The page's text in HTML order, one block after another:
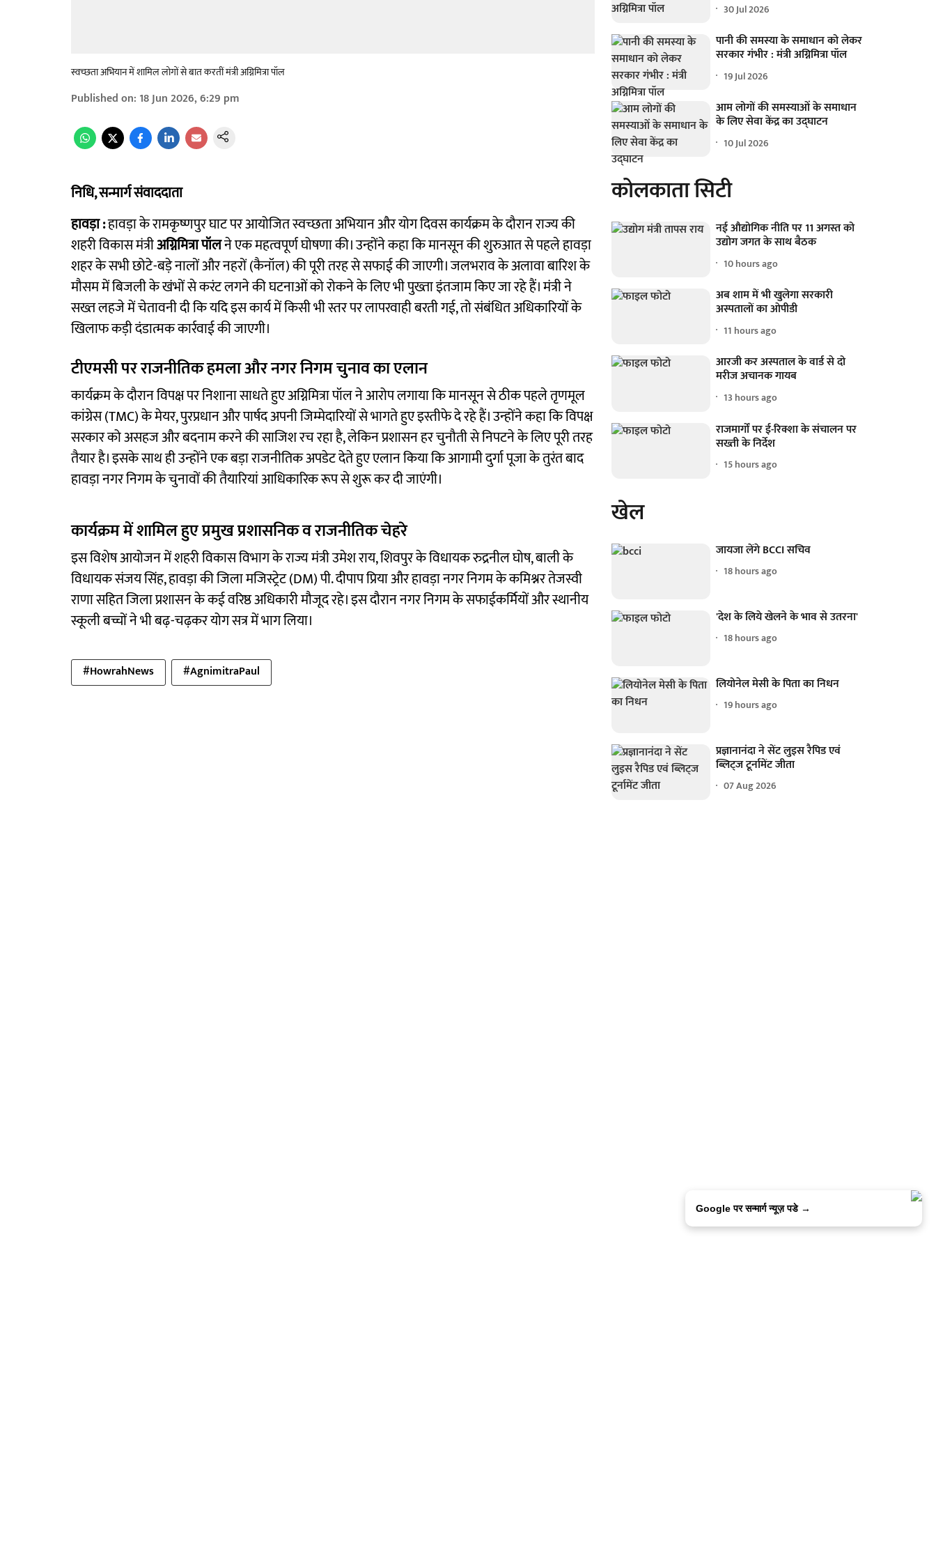
स्वच्छता अ​भियान में शामिल लोगों से बात करतीं मंत्री अग्निमित्रा पॉल
Published on: 18 Jun 2026, 6:29 pm
निधि, सन्मार्ग संवाददाता
हावड़ा :हावड़ा के रामकृष्णपुर घाट पर आयोजित स्वच्छता अभियान और योग दिवस कार्यक्रम के दौरान राज्य की
शहरी विकास मंत्रीअग्निमित्रा पॉलने एक महत्वपूर्ण घोषणा की। उन्होंने कहा कि मानसून की शुरुआत से पहले हावड़ा
शहर के सभी छोटे-बड़े नालों और नहरों (कैनॉल) की पूरी तरह से सफाई की जाएगी। जलभराव के अलावा बारिश के
मौसम में बिजली के खंभों से करंट लगने की घटनाओं को रोकने के लिए भी पुख्ता इंतजाम किए जा रहे हैं। मंत्री ने
सख्त लहजे में चेतावनी दी कि यदि इस कार्य में किसी भी स्तर पर लापरवाही बरती गई, तो संबंधित अधिकारियों के
खिलाफ कड़ी दंडात्मक कार्रवाई की जाएगी।
टीएमसी पर राजनीतिक हमला और नगर निगम चुनाव का एलान
कार्यक्रम के दौरान विपक्ष पर निशाना साधते हुए अग्निमित्रा पॉल ने आरोप लगाया कि मानसून से ठीक पहले तृणमूल
कांग्रेस (TMC) के मेयर, पुरप्रधान और पार्षद अपनी जिम्मेदारियों से भागते हुए इस्तीफे दे रहे हैं। उन्होंने कहा कि विपक्ष
सरकार को असहज और बदनाम करने की साजिश रच रहा है, लेकिन प्रशासन हर चुनौती से निपटने के लिए पूरी तरह
तैयार है। इसके साथ ही उन्होंने एक बड़ा राजनीतिक अपडेट देते हुए एलान किया कि आगामी दुर्गा पूजा के तुरंत बाद
हावड़ा नगर निगम के चुनावों की तैयारियां आधिकारिक रूप से शुरू कर दी जाएंगी।
कार्यक्रम में शामिल हुए प्रमुख प्रशासनिक व राजनीतिक चेहरे
इस विशेष आयोजन में शहरी विकास विभाग के राज्य मंत्री उमेश राय, शिवपुर के विधायक रुद्रनील घोष, बाली के
विधायक संजय सिंह, हावड़ा की जिला मजिस्ट्रेट (DM) पी. दीपाप प्रिया और हावड़ा नगर निगम के कमिश्नर तेजस्वी
राणा सहित जिला प्रशासन के कई वरिष्ठ अधिकारी मौजूद रहे। इस दौरान नगर निगम के सफाईकर्मियों और स्थानीय
स्कूली बच्चों ने भी बढ़-चढ़कर योग सत्र में भाग लिया।
#HowrahNews #AgnimitraPaul
30 Jul 2026
पानी की समस्या के समाधान को लेकर
सरकार गंभीर : मंत्री अग्निमित्रा पॉल
19 Jul 2026
आम लोगों की समस्याओं के समाधान
के लिए सेवा केंद्र का उद्घाटन
10 Jul 2026
कोलकाता सिटी
नई औद्योगिक नीति पर 11 अगस्त को
उद्योग जगत के साथ बैठक
10 hours ago
अब शाम में भी खुलेगा सरकारी
अस्पतालों का ओपीडी
11 hours ago
आरजी कर अस्पताल के वार्ड से दो
मरीज अचानक गायब
13 hours ago
राजमार्गों पर ई-रिक्शा के संचालन पर
सख्ती के निर्देश
15 hours ago
खेल
जायजा लेंगे BCCI सचिव
18 hours ago
'देश के लिये खेलने के भाव से उतरना'
18 hours ago
लियोनेल मेसी के पिता का निधन
19 hours ago
प्रज्ञानानंदा ने सेंट लुइस रैपिड एवं
ब्लिट्ज टूर्नामेंट जीता
07 Aug 2026
Google पर सन्मार्ग न्यूज़ पडे →